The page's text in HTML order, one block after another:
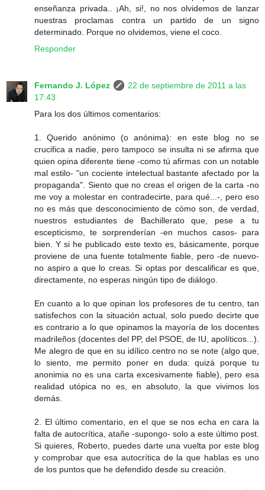
enseñanza privada.. ¡Ah, si!, no nos olvidemos de lanzar
nuestras proclamas contra un partido de un signo
determinado. Porque no olvidemos, viene el coco.
Responder
Fernando J. López
22 de septiembre de 2011 a las
17:43
Para los dos últimos comentarios:
1. Querido anónimo (o anónima): en este blog no se
crucifica a nadie, pero tampoco se insulta ni se afirma que
quien opina diferente tiene -como tú afirmas con un notable
mal estilo- "un cociente intelectual bastante afectado por la
propaganda". Siento que no creas el origen de la carta -no
me voy a molestar en contradecirte, para qué...-, pero eso
no es más que desconocimiento de cómo son, de verdad,
nuestros estudiantes de Bachillerato que, pese a tu
escepticismo, te sorprenderían -en muchos casos- para
bien. Y si he publicado este texto es, básicamente, porque
proviene de una fuente totalmente fiable, pero -de nuevo-
no aspiro a que lo creas. Si optas por descalificar es que,
directamente, no esperas ningún tipo de diálogo.
En cuanto a lo que opinan los profesores de tu centro, tan
satisfechos con la situación actual, solo puedo decirte que
es contrario a lo que opinamos la mayoría de los docentes
madrileños (docentes del PP, del PSOE, de IU, apolíticos...).
Me alegro de que en su idílico centro no se note (algo que,
lo siento, me permito poner en duda: quizá porque tu
anonimia no es una carta excesivamente fiable), pero esa
realidad utópica no es, en absoluto, la que vivimos los
demás.
2. El último comentario, en el que se nos echa en cara la
falta de autocrítica, atañe -supongo- solo a este último post.
Si quieres, Roberto, puedes darte una vuelta por este blog
y comprobar que esa autocrítica de la que hablas es uno
de los puntos que he defendido desde su creación.